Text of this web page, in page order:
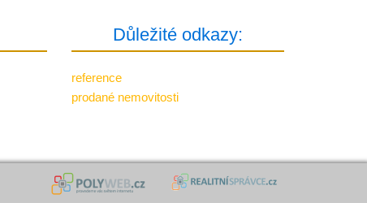
Důležité odkazy:
reference
prodané nemovitosti